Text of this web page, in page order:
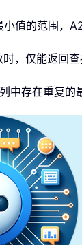
值的范围，
，仅能返回查
中存在重复的